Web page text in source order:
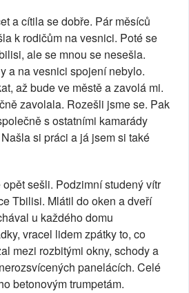
a cítila se dobře. Pár měsíců
k rodičům na vesnici. Poté se
ale se mnou se nesešla.
a na vesnici spojení nebylo.
až bude ve městě a zavolá mi.
zavolala. Rozešli jsme se. Pak
s ostatními kamarády
si práci a já jsem si také
sešli. Podzimní studený vítr
Tbilisi. Mlátil do oken a dveří
u každého domu
vracel lidem zpátky to, co
mezi rozbitými okny, schody a
panelácích. Celé
betonovým trumpetám.